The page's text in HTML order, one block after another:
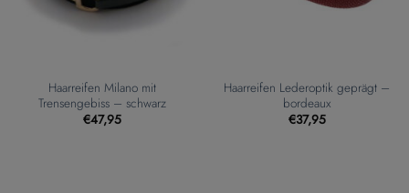
Haarreifen Milano mit
Trensengebiss – schwarz
€47,95
Haarreifen Lederoptik geprägt –
bordeaux
€37,95